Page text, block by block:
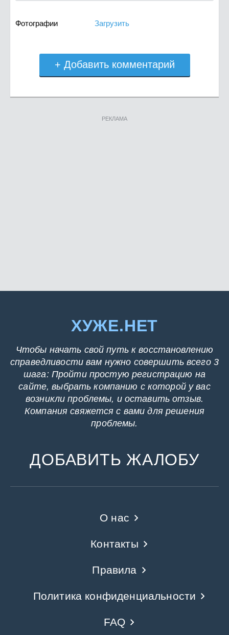
Фотографии Загрузить
+ Добавить комментарий
РЕКЛАМА
ХУЖЕ.НЕТ
Чтобы начать свой путь к восстановлению
справедливости вам нужно совершить всего 3
шага: Пройти простую регистрацию на
сайте, выбрать компанию с которой у вас
возникли проблемы, и оставить отзыв.
Компания свяжется с вами для решения
проблемы.
ДОБАВИТЬ ЖАЛОБУ
О нас
Контакты
Правила
Политика конфиденциальности
FAQ